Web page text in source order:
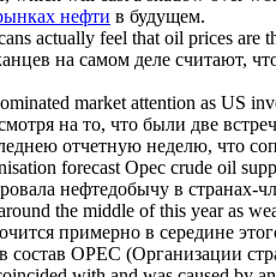
нефти в будущем.
actually feel that oil prices are
на самом деле считают,
market attention as US
на то, что были две
отчетную неделю, что
forecast Opec crude oil
нефтедобычу в
the middle of this year as
примерно в середине
OPEC (Организации